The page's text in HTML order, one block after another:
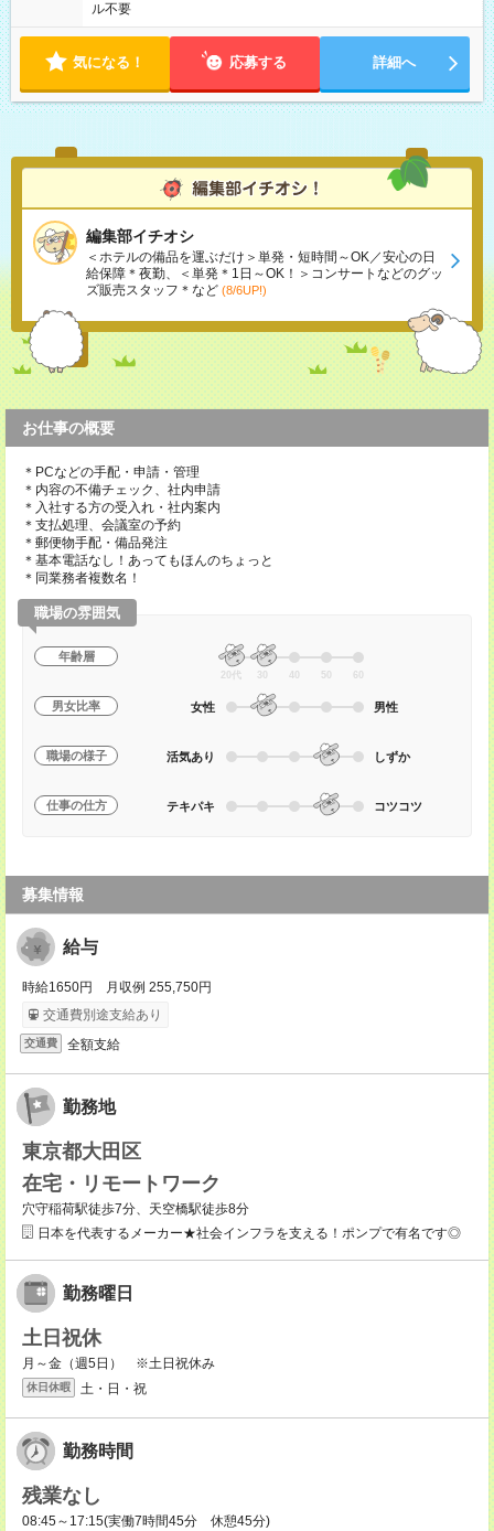
ル不要
気になる！ 応募する 詳細へ
編集部イチオシ
＜ホテルの備品を運ぶだけ＞単発・短時間～OK／安心の日
給保障＊夜勤、＜単発＊1日～OK！＞コンサートなどのグッ
ズ販売スタッフ＊など (8/6UP!)
お仕事の概要
＊PCなどの手配・申請・管理
＊内容の不備チェック、社内申請
＊入社する方の受入れ・社内案内
＊支払処理、会議室の予約
＊郵便物手配・備品発注
＊基本電話なし！あってもほんのちょっと
＊同業務者複数名！
職場の雰囲気
年齢層
20代 30 40 50 60
男女比率 女性 男性
職場の様子 活気あり しずか
仕事の仕方 テキパキ コツコツ
募集情報
給与
時給1650円 月収例 255,750円
交通費別途支給あり
交通費 全額支給
勤務地
東京都大田区
在宅・リモートワーク
穴守稲荷駅徒歩7分、天空橋駅徒歩8分
日本を代表するメーカー★社会インフラを支える！ポンプで有名です◎
勤務曜日
土日祝休
月～金（週5日） ※土日祝休み
休日休暇 土・日・祝
勤務時間
残業なし
08:45～17:15(実働7時間45分 休憩45分)